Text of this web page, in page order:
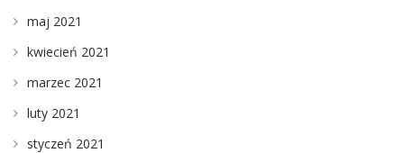
maj 2021
kwiecień 2021
marzec 2021
luty 2021
styczeń 2021